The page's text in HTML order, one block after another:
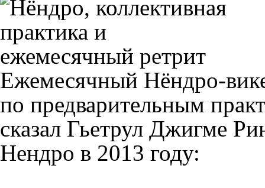
Ежемесячный Нёндро-
по предварительным
сказал Гьетрул Джигме
Нендро в 2013 году: